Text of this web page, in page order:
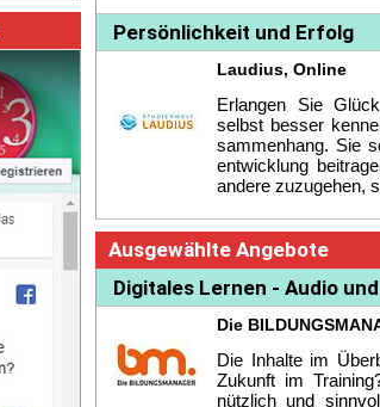
Persönlichkeit und Erfolg
Laudius, Online
Er­lan­gen Sie
selbst bes­ser
sam­men­hang. Sie
ent­wick­lung
an­de­re zu­zu­ge­hen,